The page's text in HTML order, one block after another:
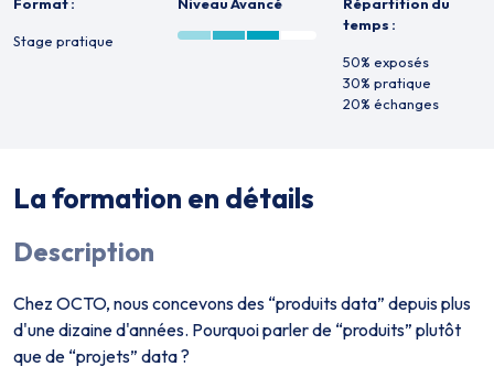
Stage pratique
temps :
50% exposés
30% pratique
20% échanges
La formation en détails
Description
Chez OCTO, nous concevons des “produits data” depuis plus
d'une dizaine d'années. Pourquoi parler de “produits” plutôt
que de “projets” data ?